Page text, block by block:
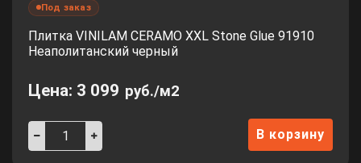
Под заказ
Плитка VINILAM CERAMO XXL Stone Glue 91910
Неаполитанский черный
Цена: 3 099 руб./м2
В корзину